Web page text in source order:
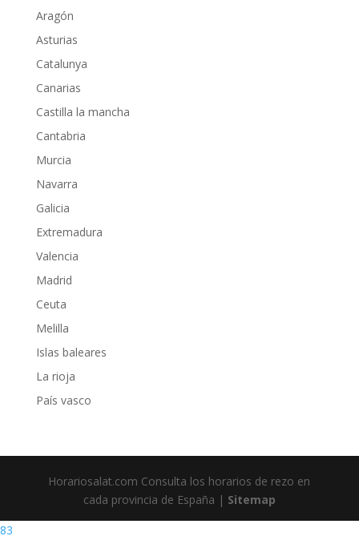
Aragón
Asturias
Catalunya
Canarias
Castilla la mancha
Cantabria
Murcia
Navarra
Galicia
Extremadura
Valencia
Madrid
Ceuta
Melilla
Islas baleares
La rioja
País vasco
Horariosalat.com Consulta los horarios de rezo en
cada provincia de España | Sitemap
83